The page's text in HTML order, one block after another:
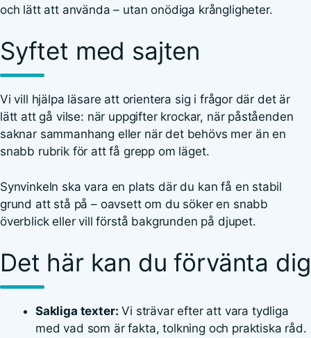
och lätt att använda – utan onödiga krångligheter.
Syftet med sajten
Vi vill hjälpa läsare att orientera sig i frågor där det är
lätt att gå vilse: när uppgifter krockar, när påståenden
saknar sammanhang eller när det behövs mer än en
snabb rubrik för att få grepp om läget.
Synvinkeln ska vara en plats där du kan få en stabil
grund att stå på – oavsett om du söker en snabb
överblick eller vill förstå bakgrunden på djupet.
Det här kan du förvänta dig
Sakliga texter: Vi strävar efter att vara tydliga
med vad som är fakta, tolkning och praktiska råd.